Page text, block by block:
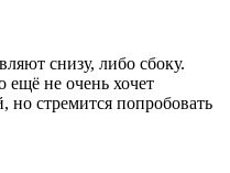
снизу, либо сбоку.
ещё не очень хочет
но стремится попробовать